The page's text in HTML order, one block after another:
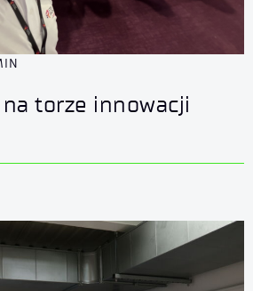
torze innowacji